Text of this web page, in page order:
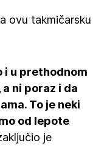
ovu takmičarsku
i u prethodnom
ni poraz i da
To je neki
od lepote
je